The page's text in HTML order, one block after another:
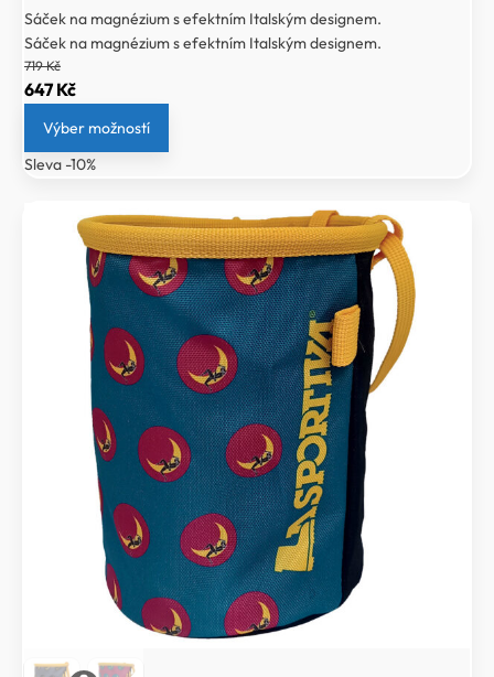
Sáček na magnézium s efektním Italským designem.
Sáček na magnézium s efektním Italským designem.
719Kč
Původní
cena
byla:
719 Kč.
647KčAktuální
cena
647 Kč.
Výber možností
Sleva -10%